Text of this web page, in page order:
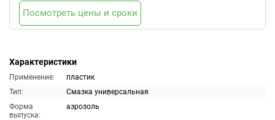
Характеристики
Применение:
пластик
Тип:
Смазка универсальная
Форма
выпуска:
аэрозоль
Посмотреть цены и сроки